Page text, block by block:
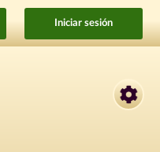
Iniciar sesión